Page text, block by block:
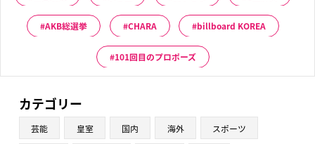
AKB総選挙 CHARA billboard KOREA
101回目のプロポーズ
カテゴリー
芸能 皇室 国内 海外 スポーツ